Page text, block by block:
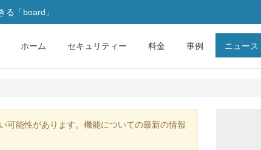
る「board」
ホーム セキュリティー 料金 事例 ニュース
可能性があります。機能についての最新の情報